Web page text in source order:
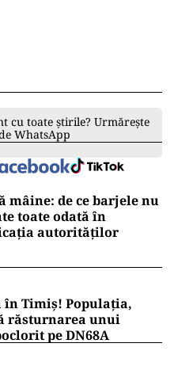
cu toate știrile? Urmărește
WhatsApp
mâine: de ce barjele nu
toate odată în
autorităților
Timiș! Populația,
răsturnarea unui
pe DN68A